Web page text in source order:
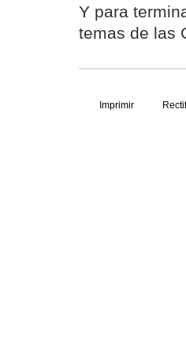
Y para
temas de las
Imprimir